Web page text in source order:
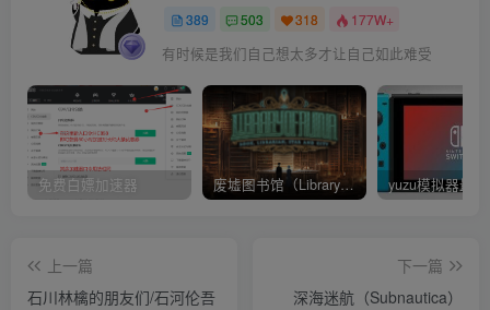
389 503 318 177W+
有时候是我们自己想太多才让自己如此难受
免费白嫖加速器 废墟图书馆（Library Of Ruina）v1.1.0.6a13 官中 附yuzu模拟器 本体+1.0.3升补
上一篇
石川林檎的朋友们/石河伦吾
下一篇
深海迷航（Subnautica）